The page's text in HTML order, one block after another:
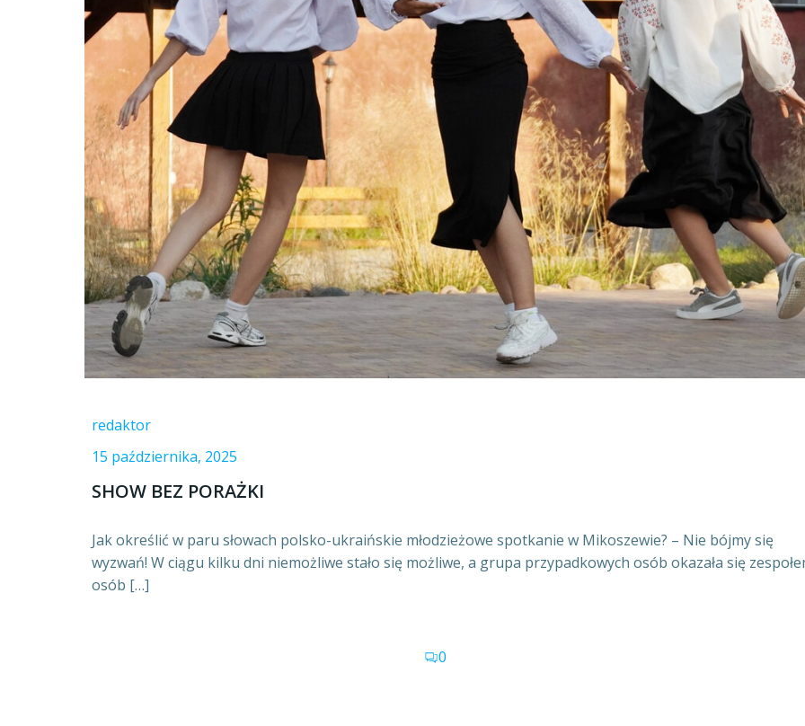
redaktor
15 października, 2025
SHOW BEZ PORAŻKI
Jak określić w paru słowach polsko-ukraińskie młodzieżowe spotkanie w Mikoszewie? – Nie bójmy się
wyzwań! W ciągu kilku dni niemożliwe stało się możliwe, a grupa przypadkowych osób okazała się
osób […]
0